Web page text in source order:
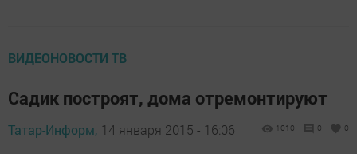
ВИДЕОНОВОСТИ ТВ
Садик построят, дома отремонтируют
Татар-Информ, 14 января 2015 - 16:06 1010 0 0